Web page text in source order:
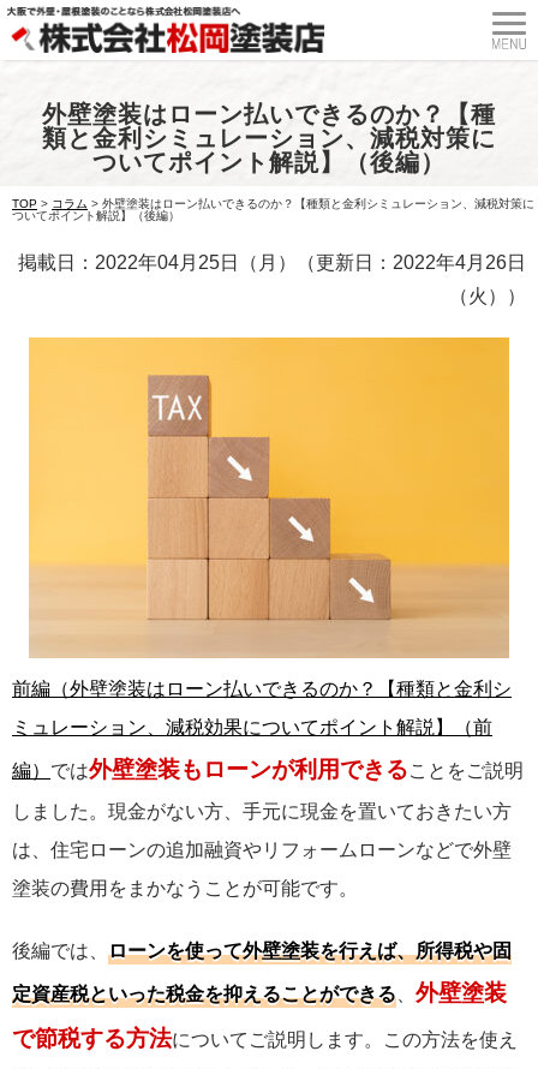
外壁塗装はローン払いできるのか？【種
類と金利シミュレーション、減税対策に
ついてポイント解説】（後編）
TOP > コラム > 外壁塗装はローン払いできるのか？【種類と金利シミュレーション、減税対策に
ついてポイント解説】（後編）
掲載日：2022年04月25日（月）（更新日：2022年4月26日
（火））
前編（外壁塗装はローン払いできるのか？【種類と金利シ
ミュレーション、減税効果についてポイント解説】（前
編） では外壁塗装もローンが利用できることをご説明
しました。現金がない方、手元に現金を置いておきたい方
は、住宅ローンの追加融資やリフォームローンなどで外壁
塗装の費用をまかなうことが可能です。
後編では、 ローンを使って外壁塗装を行えば、所得税や固
定資産税といった税金を抑えることができる
外壁塗装
で節税する方法についてご説明します。この方法を使え